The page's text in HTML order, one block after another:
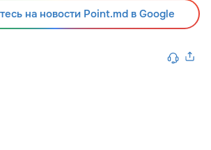
на новости Point.md в Google